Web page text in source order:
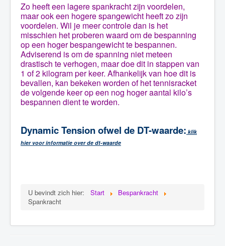
Zo heeft een lagere spankracht zijn voordelen,
maar ook een hogere spangewicht heeft zo zijn
voordelen. Wil je meer controle dan is het
misschien het proberen waard om de bespanning
op een hoger bespangewicht te bespannen.
Adviserend is om de spanning niet meteen
drastisch te verhogen, maar doe dit in stappen van
1 of 2 kilogram per keer. Afhankelijk van hoe dit is
bevallen, kan bekeken worden of het tennisracket
de volgende keer op een nog hoger aantal kilo’s
bespannen dient te worden.
Dynamic Tension ofwel de DT-waarde: klik
hier voor informatie over de dt-waarde
U bevindt zich hier: Start
Bespankracht
Spankracht